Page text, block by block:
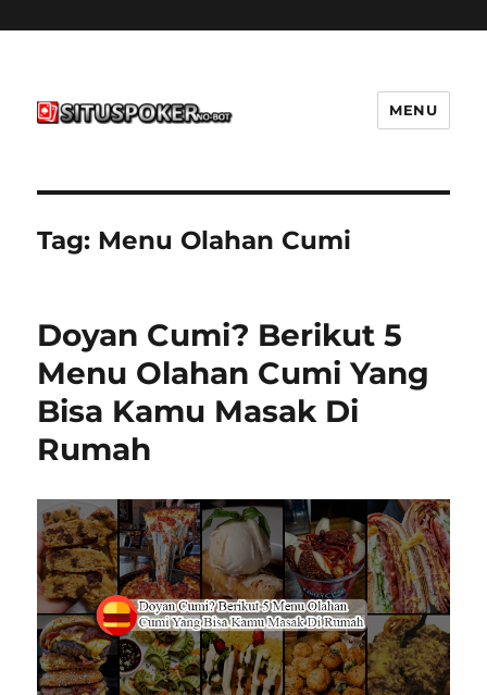
MENU
Tag: Menu Olahan Cumi
Doyan Cumi? Berikut 5
Menu Olahan Cumi Yang
Bisa Kamu Masak Di
Rumah